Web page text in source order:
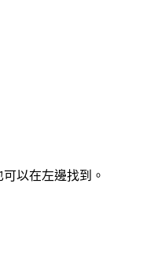
以在左邊找到。